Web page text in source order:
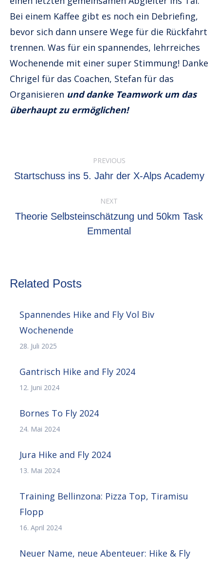
Bei einem Kaffee gibt es noch ein Debriefing,
bevor sich dann unsere Wege für die Rückfahrt
trennen. Was für ein spannendes, lehrreiches
Wochenende mit einer super Stimmung! Danke
Chrigel für das Coachen, Stefan für das
Organisieren und danke Teamwork um das
überhaupt zu ermöglichen!
navigation
PREVIOUS
Previous
Startschuss ins 5. Jahr der X-Alps Academy
NEXT
Theorie Selbsteinschätzung und 50km Task
Emmental
Related Posts
Spannendes Hike and Fly Vol Biv
Wochenende
28. Juli 2025
Gantrisch Hike and Fly 2024
12. Juni 2024
Bornes To Fly 2024
24. Mai 2024
Jura Hike and Fly 2024
13. Mai 2024
Training Bellinzona: Pizza Top, Tiramisu
Flopp
16. April 2024
Neuer Name, neue Abenteuer: Hike & Fly